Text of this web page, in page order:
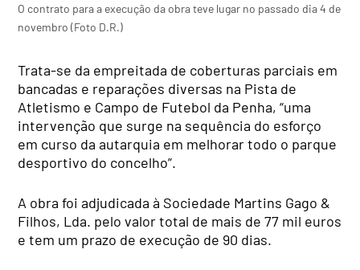
O contrato para a execução da obra teve lugar no passado dia 4 de
novembro (Foto D.R.)
Trata-se da empreitada de coberturas parciais em
bancadas e reparações diversas na Pista de
Atletismo e Campo de Futebol da Penha, “uma
intervenção que surge na sequência do esforço
em curso da autarquia em melhorar todo o parque
desportivo do concelho”.
A obra foi adjudicada à Sociedade Martins Gago &
Filhos, Lda. pelo valor total de mais de 77 mil euros
e tem um prazo de execução de 90 dias.